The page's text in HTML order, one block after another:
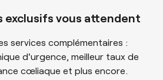
exclusifs vous attendent
services complémentaires :
d'urgence, meilleur taux de
cœliaque et plus encore.